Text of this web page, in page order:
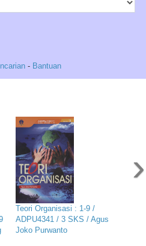
- Bantuan
Teori Organisasi : 1-9 /
ADPU4341 / 3 SKS / Agus
Joko Purwanto
›